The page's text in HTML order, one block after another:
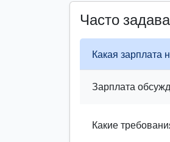
Часто
Какая зарплата
Зарплата
Какие